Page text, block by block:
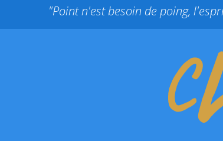
"Point n'est besoin de poing,
Panneau de gestion des cookies